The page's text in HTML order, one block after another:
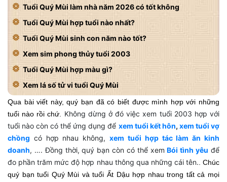
Tuổi Quý Mùi làm nhà năm 2026 có tốt không
Tuổi Quý Mùi hợp tuổi nào nhất?
Tuổi Quý Mùi sinh con năm nào tốt?
Xem sim phong thủy tuổi 2003
Tuổi Quý Mùi hợp màu gì?
Xem lá số tử vi tuổi Quý Mùi
Qua bài viết này, quý bạn đã có biết được mình hợp với những
tuổi nào rồi chứ. Không dừng ở đó việc xem tuổi 2003 hợp với
tuổi nào còn có thể ứng dụng để xem tuổi kết hôn, xem tuổi vợ
chồng có hợp nhau không,xem tuổi hợp tác làm ăn kinh
doanh, …. Đồng thời, quý bạn còn có thể xemBói tình yêu để
đo phần trăm mức độ hợp nhau thông qua những cái tên.. Chúc
quý bạn tuổi Quý Mùi và tuổi Ất Dậu hợp nhau trong tất cả mọi